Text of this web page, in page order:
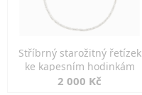
Stříbrný starožitný řetízek
ke kapesním hodinkám
2 000 Kč